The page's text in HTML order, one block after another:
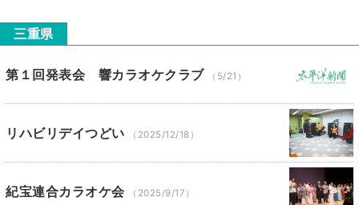
三重県
第１回発表会 響カラオケクラブ （5/21）
リハビリデイつどい （2025/12/18）
紀宝連合カラオケ会 （2025/9/17）